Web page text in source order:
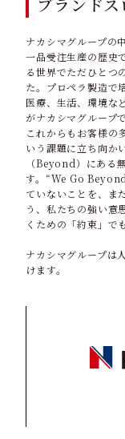
ナカシマグループの
一品受注生産の歴史
る世界でただひとつ
た。プロペラ製造で
医療、生活、環境な
がナカシマグループで
これからもお客様の
いう課題に立ち向か
（Beyond）にある
す。“We Go
ていないことを、ま
う、私たちの強い意
くための「約束」で
ナカシマグループは
けます。